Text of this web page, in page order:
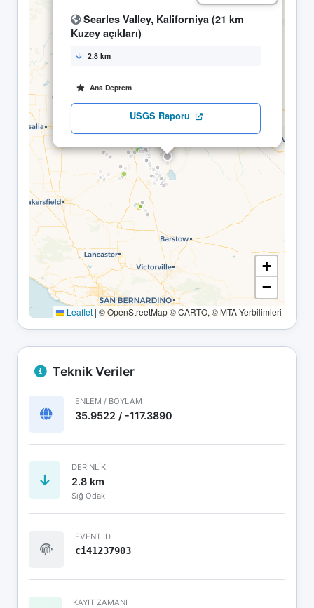
Searles Valley, Kaliforniya (21 km
Kuzey açıkları)
2.8 km
Ana Deprem
USGS Raporu
+
−
Leaflet | © OpenStreetMap © CARTO, © MTA Yerbilimleri
Teknik Veriler
ENLEM / BOYLAM
35.9522 / -117.3890
DERINLIK
2.8 km
Sığ Odak
EVENT ID
ci41237903
KAYIT ZAMANI